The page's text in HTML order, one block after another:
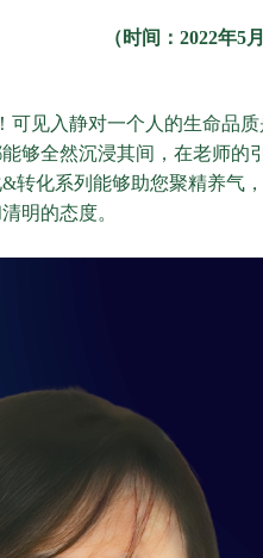
（时间：2022年5
见入静对一个人的生命品
够全然沉浸其间，在老师
转化系列能够助您聚精养
明的态度。